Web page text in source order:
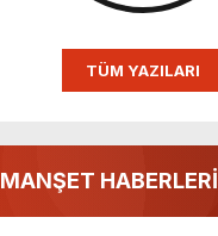
TÜM YAZILARI
MANŞET HABERLERİ